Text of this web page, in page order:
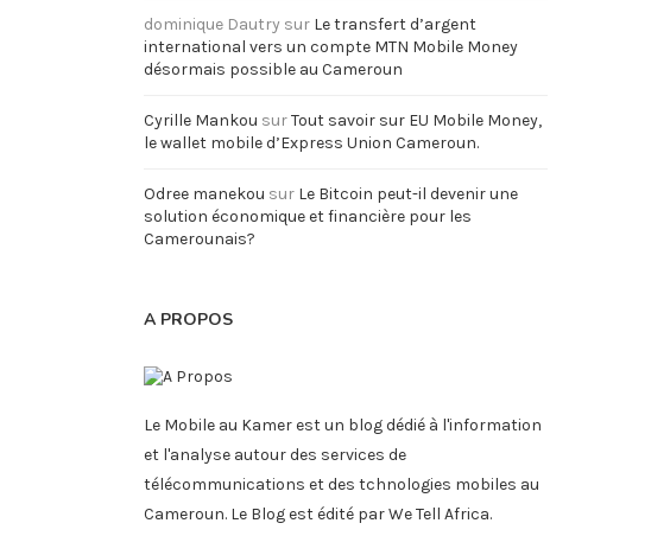
dominique Dautry sur Le transfert d’argent
international vers un compte MTN Mobile Money
désormais possible au Cameroun
Cyrille Mankou surTout savoir sur EU Mobile Money,
le wallet mobile d’Express Union Cameroun.
Odree manekou sur Le Bitcoin peut-il devenir une
solution économique et financière pour les
Camerounais?
A PROPOS
Le Mobile au Kamer est un blog dédié à l'information
et l'analyse autour des services de
télécommunications et des tchnologies mobiles au
Cameroun. Le Blog est édité par We Tell Africa.